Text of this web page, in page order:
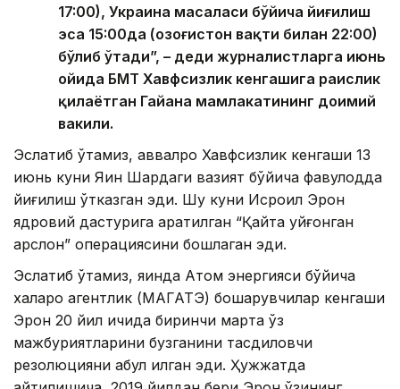
17:00), Украина масаласи бўйича йиғилиш
эса 15:00да (Қозоғистон вақти билан 22:00)
бўлиб ўтади”, – деди журналистларга июнь
ойида БМТ Хавфсизлик кенгашига раислик
қилаётган Гайана мамлакатининг доимий
вакили.
Эслатиб ўтамиз, аввалроқ Хавфсизлик кенгаши 13
июнь куни Яқин Шарқдаги вазият бўйича фавқулодда
йиғилиш ўтказган эди. Шу куни Исроил Эрон
ядровий дастурига қаратилган “Қайта уйғонган
арслон” операциясини бошлаган эди.
Эслатиб ўтамиз, яқинда Атом энергияси бўйича
халқаро агентлик (МАГАТЭ) бошқарувчилар кенгаши
Эрон 20 йил ичида биринчи марта ўз
мажбуриятларини бузганини тасдиқловчи
резолюцияни қабул қилган эди. Ҳужжатда